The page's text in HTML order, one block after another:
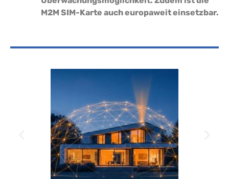
M2M SIM-Karte auch europaweit einsetzbar.